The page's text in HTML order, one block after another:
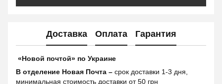
Доставка Оплата Гарантия
«Новой почтой» по Украине
В отделение Новая Почта – срок доставки 1-3 дня,
минимальная стоимость доставки от 50 грн